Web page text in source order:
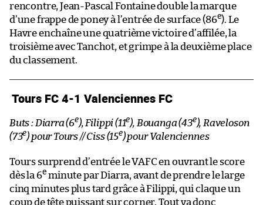
rencontre, Jean-Pascal Fontaine double la marque
d’une frappe de poney à l’entrée de surface (86e). Le
Havre enchaîne une quatrième victoire d’affilée, la
troisième avec Tanchot, et grimpe à la deuxième place
du classement.
Tours FC 4-1 Valenciennes FC
Buts : Diarra (6e), Filippi (11e), Bouanga (43e), Raveloson
(73e) pour Tours // Ciss (15e) pour Valenciennes
Tours surprend d’entrée le VAFC en ouvrant le score
dès la 6e minute par Diarra, avant de prendre le large
cinq minutes plus tard grâce à Filippi, qui claque un
coup de tête puissant sur corner. Tout va donc